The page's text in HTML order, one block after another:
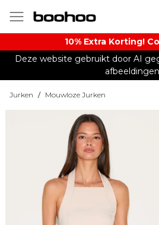
10% Extra Korting!
Deze website gebruikt door AI
Jurken / Mouwloze Jurken